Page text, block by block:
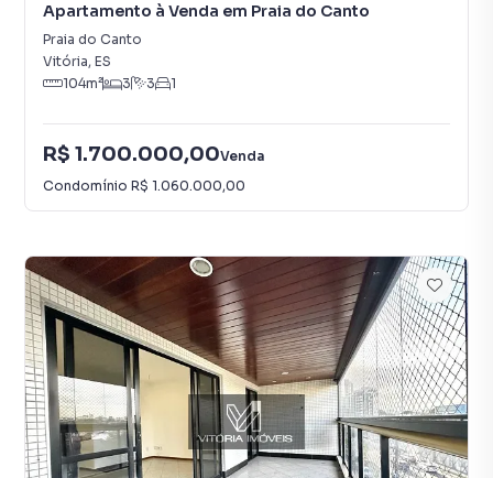
Apartamento à Venda em Praia do Canto
Praia do Canto
Vitória, ES
104m² 3 3 1
R$ 1.700.000,00Venda
Condomínio R$ 1.060.000,00